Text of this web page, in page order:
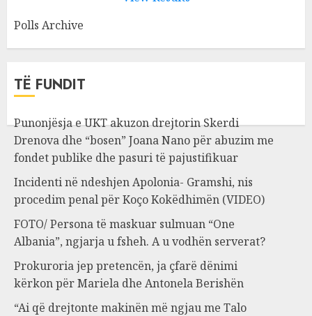
Polls Archive
TË FUNDIT
Punonjësja e UKT akuzon drejtorin Skerdi
Drenova dhe “bosen” Joana Nano për abuzim me
fondet publike dhe pasuri të pajustifikuar
Incidenti në ndeshjen Apolonia- Gramshi, nis
procedim penal për Koço Kokëdhimën (VIDEO)
FOTO/ Persona të maskuar sulmuan “One
Albania”, ngjarja u fsheh. A u vodhën serverat?
Prokuroria jep pretencën, ja çfarë dënimi
kërkon për Mariela dhe Antonela Berishën
“Ai që drejtonte makinën më ngjau me Talo